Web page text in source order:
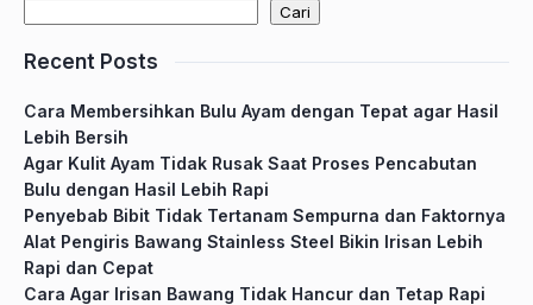
Cari
Recent Posts
Cara Membersihkan Bulu Ayam dengan Tepat agar Hasil
Lebih Bersih
Agar Kulit Ayam Tidak Rusak Saat Proses Pencabutan
Bulu dengan Hasil Lebih Rapi
Penyebab Bibit Tidak Tertanam Sempurna dan Faktornya
Alat Pengiris Bawang Stainless Steel Bikin Irisan Lebih
Rapi dan Cepat
Cara Agar Irisan Bawang Tidak Hancur dan Tetap Rapi